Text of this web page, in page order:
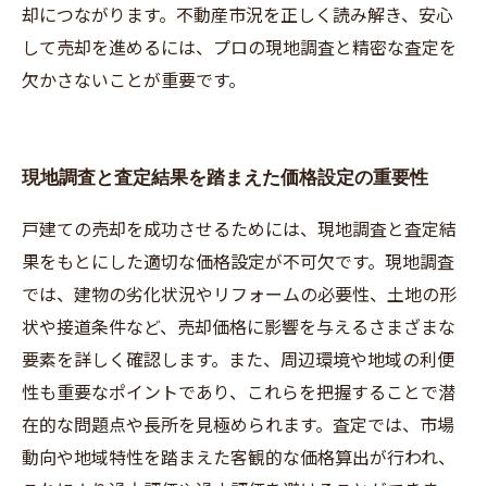
却につながります。不動産市況を正しく読み解き、安心
して売却を進めるには、プロの現地調査と精密な査定を
欠かさないことが重要です。
現地調査と査定結果を踏まえた価格設定の重要性
戸建ての売却を成功させるためには、現地調査と査定結
果をもとにした適切な価格設定が不可欠です。現地調査
では、建物の劣化状況やリフォームの必要性、土地の形
状や接道条件など、売却価格に影響を与えるさまざまな
要素を詳しく確認します。また、周辺環境や地域の利便
性も重要なポイントであり、これらを把握することで潜
在的な問題点や長所を見極められます。査定では、市場
動向や地域特性を踏まえた客観的な価格算出が行われ、